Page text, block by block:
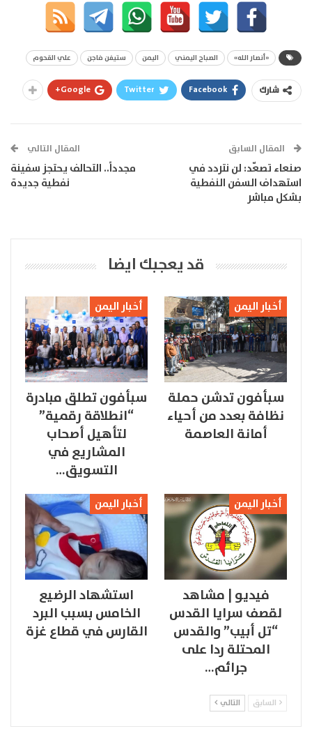
«أنصار الله» الصباح اليمني اليمن ستيفن فاجن علي القحوم
شارك Facebook
Twitter
Google+
المقال السابق
صنعاء تصعّد: لن نتردد في
استهداف السفن النفطية
بشكل مباشر
المقال التالي
مجدداً.. التحالف يحتجز سفينة
نفطية جديدة
قد يعجبك ايضا
أخبار اليمن
سبأفون تدشن حملة
نظافة بعدد من أحياء
أمانة العاصمة
أخبار اليمن
سبأفون تطلق مبادرة
“انطلاقة رقمية”
لتأهيل أصحاب
المشاريع في
التسويق…
أخبار اليمن
فيديو | مشاهد
لقصف سرايا القدس
“تل أبيب” والقدس
المحتلة ردا على
جرائم…
أخبار اليمن
استشهاد الرضيع
الخامس بسبب البرد
القارس في قطاع غزة
السابق التالي